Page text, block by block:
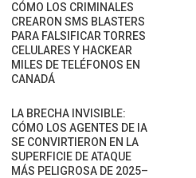
CÓMO LOS CRIMINALES
CREARON SMS BLASTERS
PARA FALSIFICAR TORRES
CELULARES Y HACKEAR
MILES DE TELÉFONOS EN
CANADÁ
LA BRECHA INVISIBLE:
CÓMO LOS AGENTES DE IA
SE CONVIRTIERON EN LA
SUPERFICIE DE ATAQUE
MÁS PELIGROSA DE 2025–